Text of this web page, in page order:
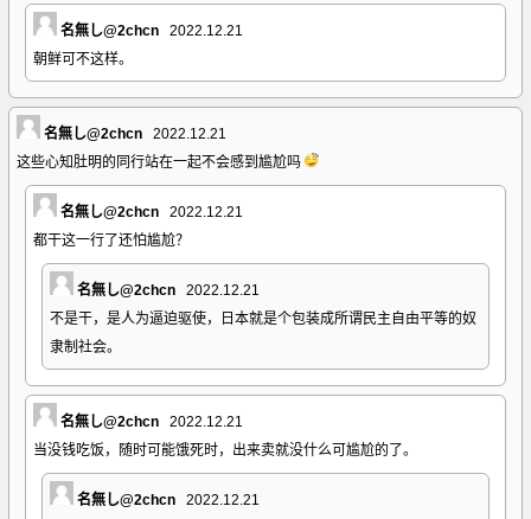
名無し@2chcn
2022.12.21
朝鲜可不这样。
名無し@2chcn
2022.12.21
这些心知肚明的同行站在一起不会感到尴尬吗
名無し@2chcn
2022.12.21
都干这一行了还怕尴尬？
名無し@2chcn
2022.12.21
不是干，是人为逼迫驱使，日本就是个包装成所谓民主自由平等的奴
隶制社会。
名無し@2chcn
2022.12.21
当没钱吃饭，随时可能饿死时，出来卖就没什么可尴尬的了。
名無し@2chcn
2022.12.21